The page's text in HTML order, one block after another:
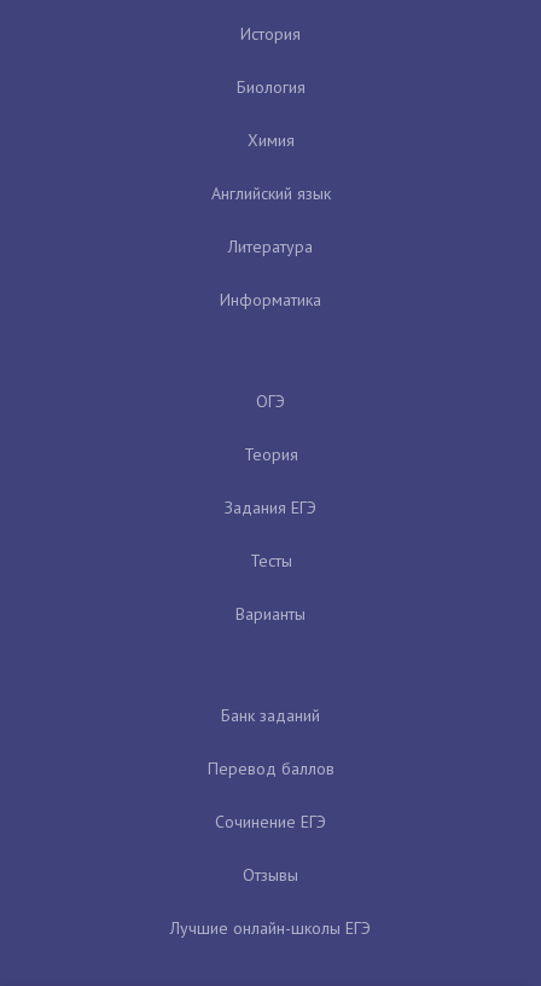
История
Биология
Химия
Английский язык
Литература
Информатика
ОГЭ
Теория
Задания ЕГЭ
Тесты
Варианты
Банк заданий
Перевод баллов
Сочинение ЕГЭ
Отзывы
Лучшие онлайн-школы ЕГЭ